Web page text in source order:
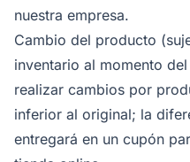
nuestra empresa.
Cambio del producto
inventario al momento
realizar cambios por
inferior al original; la
entregará en un cupón